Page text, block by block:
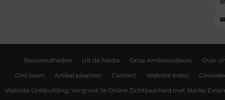
Beroemdheden Uit de Media Onze Ambassadeurs Over
Ons team Artikel plaatsen Contact Website index
Website Linkbuilding: Vergroot Je Online Zichtbaarheid met Sterke